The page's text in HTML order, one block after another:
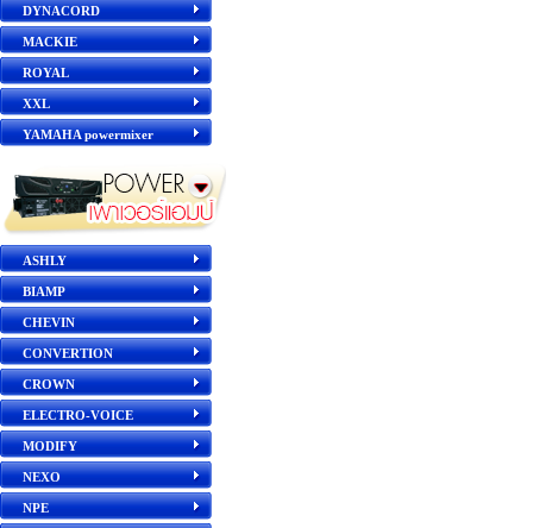
DYNACORD
MACKIE
ROYAL
XXL
YAMAHA powermixer
ASHLY
BIAMP
CHEVIN
CONVERTION
CROWN
ELECTRO-VOICE
MODIFY
NEXO
NPE